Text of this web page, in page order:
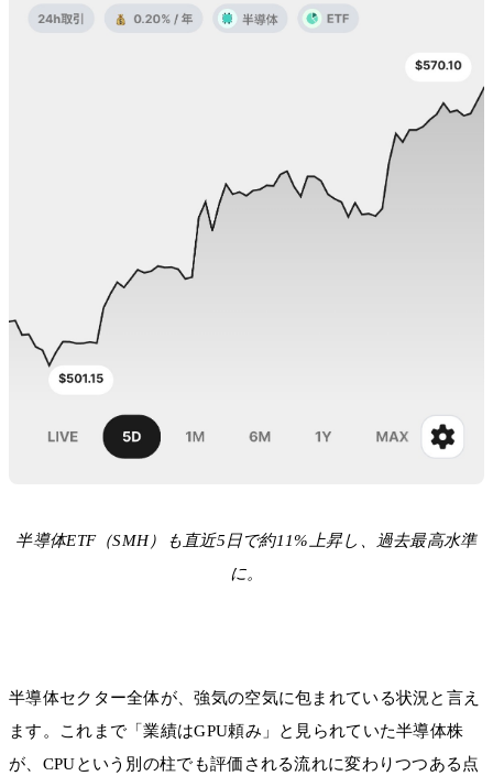
半導体ETF（SMH）も直近5日で約11%上昇し、過去最高水準
に。
半導体セクター全体が、強気の空気に包まれている状況と言え
ます。これまで「業績はGPU頼み」と見られていた半導体株
が、CPUという別の柱でも評価される流れに変わりつつある点